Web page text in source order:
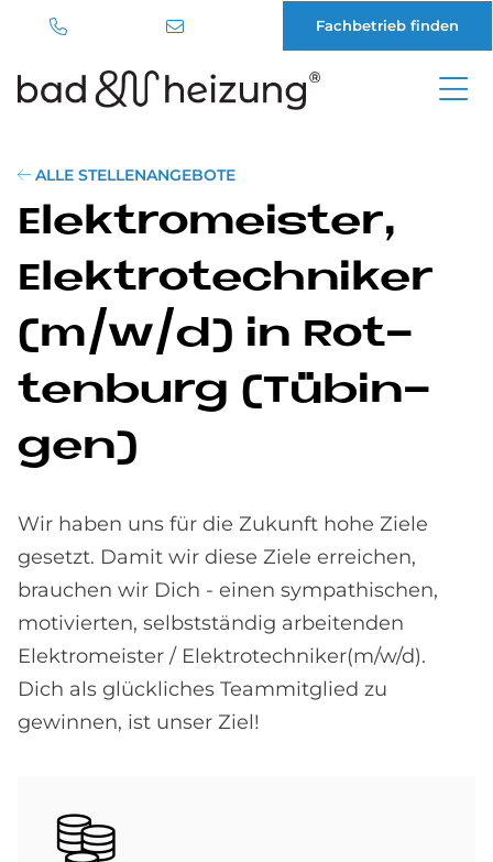
Inhalt
Fachbetrieb finden
ALLE STELLENANGEBOTE
Elek­tro­mei­ster,
Elek­tro­tech­ni­ker
(m/w/d) in Rot­
ten­burg (Tü­bin­
gen)
Wir haben uns für die Zukunft hohe Ziele
gesetzt. Damit wir diese Ziele erreichen,
brauchen wir Dich - einen sympathischen,
motivierten, selbstständig arbeitenden
Elektromeister / Elektrotechniker(m/w/d).
Dich als glückliches Teammitglied zu
gewinnen, ist unser Ziel!
Bild